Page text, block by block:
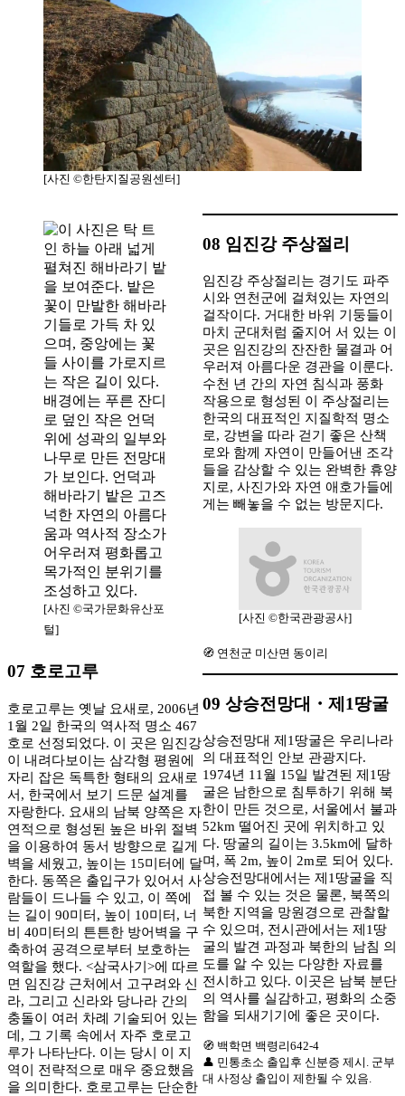
[사진 ©한탄지질공원센터]
[사진 ©국가문화유산포
털]
07 호로고루
호로고루는 옛날 요새로, 2006년
1월 2일 한국의 역사적 명소 467
호로 선정되었다. 이 곳은 임진강
이 내려다보이는 삼각형 평원에
자리 잡은 독특한 형태의 요새로
서, 한국에서 보기 드문 설계를
자랑한다. 요새의 남북 양쪽은 자
연적으로 형성된 높은 바위 절벽
을 이용하여 동서 방향으로 길게
벽을 세웠고, 높이는 15미터에 달
한다. 동쪽은 출입구가 있어서 사
람들이 드나들 수 있고, 이 쪽에
는 길이 90미터, 높이 10미터, 너
비 40미터의 튼튼한 방어벽을 구
축하여 공격으로부터 보호하는
역할을 했다. <삼국사기>에 따르
면 임진강 근처에서 고구려와 신
라, 그리고 신라와 당나라 간의
충돌이 여러 차례 기술되어 있는
데, 그 기록 속에서 자주 호로고
루가 나타난다. 이는 당시 이 지
역이 전략적으로 매우 중요했음
을 의미한다. 호로고루는 단순한
08 임진강 주상절리
임진강 주상절리는 경기도 파주
시와 연천군에 걸쳐있는 자연의
걸작이다. 거대한 바위 기둥들이
마치 군대처럼 줄지어 서 있는 이
곳은 임진강의 잔잔한 물결과 어
우러져 아름다운 경관을 이룬다.
수천 년 간의 자연 침식과 풍화
작용으로 형성된 이 주상절리는
한국의 대표적인 지질학적 명소
로, 강변을 따라 걷기 좋은 산책
로와 함께 자연이 만들어낸 조각
들을 감상할 수 있는 완벽한 휴양
지로, 사진가와 자연 애호가들에
게는 빼놓을 수 없는 방문지다.
[사진 ©한국관광공사]
🧭 연천군 미산면 동이리
09 상승전망대・제1땅굴
상승전망대 제1땅굴은 우리나라
의 대표적인 안보 관광지다.
1974년 11월 15일 발견된 제1땅
굴은 남한으로 침투하기 위해 북
한이 만든 것으로, 서울에서 불과
52km 떨어진 곳에 위치하고 있
다. 땅굴의 길이는 3.5km에 달하
며, 폭 2m, 높이 2m로 되어 있다.
상승전망대에서는 제1땅굴을 직
접 볼 수 있는 것은 물론, 북쪽의
북한 지역을 망원경으로 관찰할
수 있으며, 전시관에서는 제1땅
굴의 발견 과정과 북한의 남침 의
도를 알 수 있는 다양한 자료를
전시하고 있다. 이곳은 남북 분단
의 역사를 실감하고, 평화의 소중
함을 되새기기에 좋은 곳이다.
🧭 백학면 백령리642-4
👤 민통초소 출입후 신분증 제시. 군부
대 사정상 출입이 제한될 수 있음.